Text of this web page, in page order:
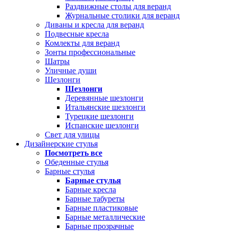
Раздвижные столы для веранд
Журнальные столики для веранд
Диваны и кресла для веранд
Подвесные кресла
Комлекты для веранд
Зонты профессиональные
Шатры
Уличные души
Шезлонги
Шезлонги
Деревянные шезлонги
Итальянские шезлонги
Турецкие шезлонги
Испанские шезлонги
Свет для улицы
Дизайнерские стулья
Посмотреть все
Обеденные стулья
Барные стулья
Барные стулья
Барные кресла
Барные табуреты
Барные пластиковые
Барные металлические
Барные прозрачные